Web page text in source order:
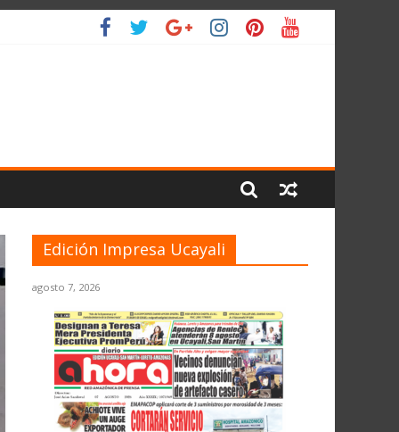
Edición Impresa Ucayali
agosto 7, 2026